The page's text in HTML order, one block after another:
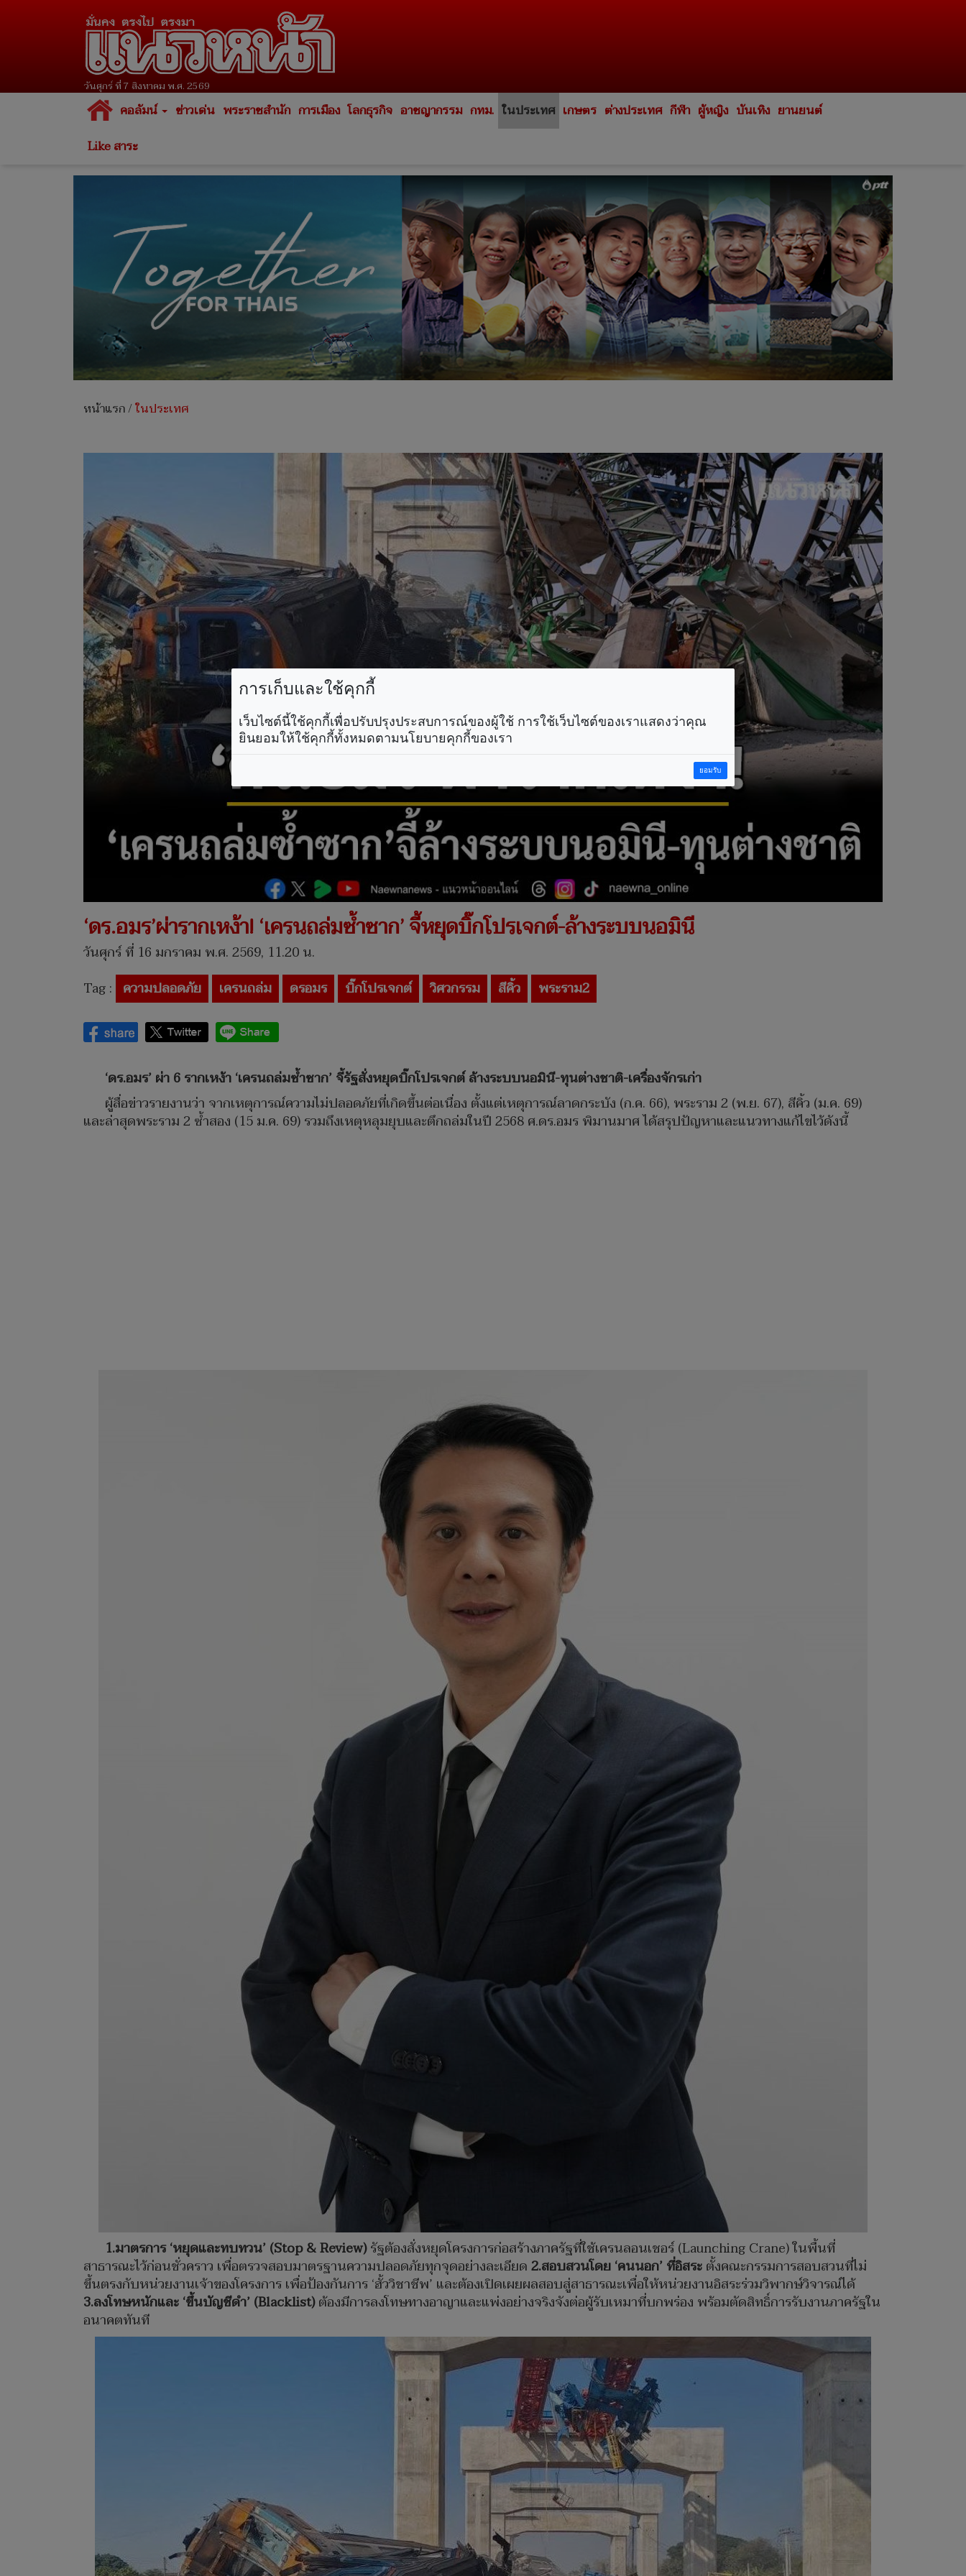
วันศุกร์ ที่ 7 สิงหาคม พ.ศ. 2569
คอลัมน์ ข่าวเด่น พระราชสำนัก การเมือง โลกธุรกิจ อาชญากรรม กทม. ในประเทศ เกษตร ต่างประเทศ กีฬา ผู้หญิง บันเทิง ยานยนต์
Like สาระ
หน้าแรก/ในประเทศ
‘ดร.อมร’ผ่ารากเหง้า! ‘เครนถล่มซ้ำซาก’ จี้หยุดบิ๊กโปรเจกต์-ล้างระบบนอมินี
วันศุกร์ ที่ 16 มกราคม พ.ศ. 2569, 11.20 น.
Tag : ความปลอดภัย เครนถล่ม ดรอมร บิ๊กโปรเจกต์ วิศวกรรม สีคิ้ว พระราม2
‘ดร.อมร’ ผ่า 6 รากเหง้า ‘เครนถล่มซ้ำซาก’ จี้รัฐสั่งหยุดบิ๊กโปรเจกต์ ล้างระบบนอมินี-ทุนต่างชาติ-เครื่องจักรเก่า
ผู้สื่อข่าวรายงานว่า จากเหตุการณ์ความไม่ปลอดภัยที่เกิดขึ้นต่อเนื่อง ตั้งแต่เหตุการณ์ลาดกระบัง (ก.ค. 66), พระราม 2 (พ.ย. 67), สีคิ้ว (ม.ค. 69)
และล่าสุดพระราม 2 ซ้ำสอง (15 ม.ค. 69) รวมถึงเหตุหลุมยุบและตึกถล่มในปี 2568 ศ.ดร.อมร พิมานมาศ ได้สรุปปัญหาและแนวทางแก้ไขไว้ดังนี้
1.มาตรการ ‘หยุดและทบทวน’ (Stop & Review)รัฐต้องสั่งหยุดโครงการก่อสร้างภาครัฐที่ใช้เครนลอนเชอร์ (Launching Crane) ในพื้นที่
สาธารณะไว้ก่อนชั่วคราว เพื่อตรวจสอบมาตรฐานความปลอดภัยทุกจุดอย่างละเอียด2.สอบสวนโดย ‘คนนอก’ ที่อิสระตั้งคณะกรรมการสอบสวนที่ไม่
ขึ้นตรงกับหน่วยงานเจ้าของโครงการ เพื่อป้องกันการ ‘ฮั้ววิชาชีพ’ และต้องเปิดเผยผลสอบสู่สาธารณะเพื่อให้หน่วยงานอิสระร่วมวิพากษ์วิจารณ์ได้
3.ลงโทษหนักและ ‘ขึ้นบัญชีดำ’ (Blacklist)ต้องมีการลงโทษทางอาญาและแพ่งอย่างจริงจังต่อผู้รับเหมาที่บกพร่อง พร้อมตัดสิทธิ์การรับงานภาครัฐใน
อนาคตทันที
การเก็บและใช้คุกกี้
เว็บไซต์นี้ใช้คุกกี้เพื่อปรับปรุงประสบการณ์ของผู้ใช้ การใช้เว็บไซต์ของเราแสดงว่าคุณ
ยินยอมให้ใช้คุกกี้ทั้งหมดตามนโยบายคุกกี้ของเรา
ยอมรับ